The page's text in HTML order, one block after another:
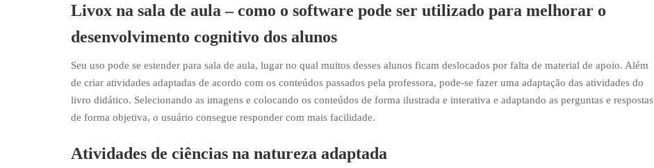
Livox na sala de aula – como o software pode ser utilizado para melhorar o
desenvolvimento cognitivo dos alunos
Seu uso pode se estender para sala de aula, lugar no qual muitos desses alunos ficam deslocados por falta de material de apoio. Além
de criar atividades adaptadas de acordo com os conteúdos passados pela professora, pode-se fazer uma adaptação das atividades do
livro didático. Selecionando as imagens e colocando os conteúdos de forma ilustrada e interativa e adaptando as perguntas e respostas
de forma objetiva, o usuário consegue responder com mais facilidade.
Atividades de ciências na natureza adaptada